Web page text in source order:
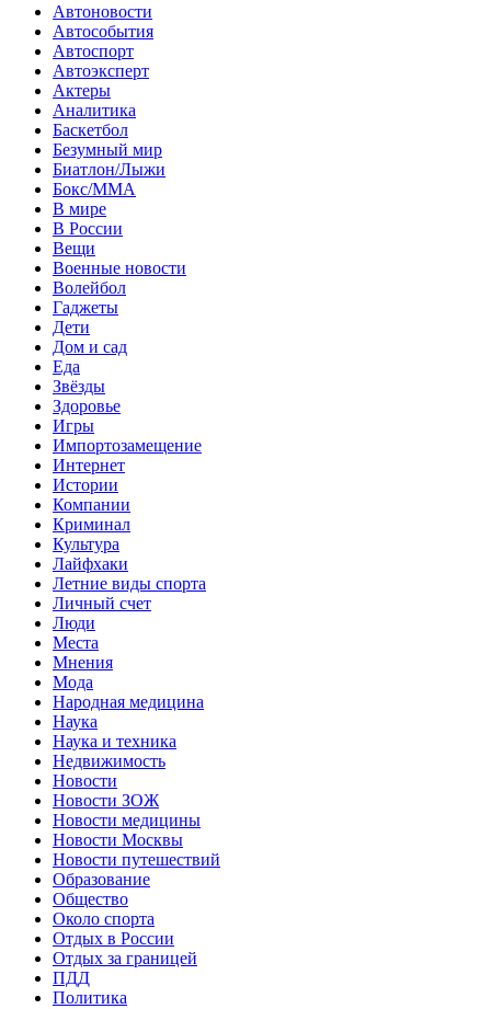
Автоновости
Автособытия
Автоспорт
Автоэксперт
Актеры
Аналитика
Баскетбол
Безумный мир
Биатлон/Лыжи
Бокс/MMA
В мире
В России
Вещи
Военные новости
Волейбол
Гаджеты
Дети
Дом и сад
Еда
Звёзды
Здоровье
Игры
Импортозамещение
Интернет
Истории
Компании
Криминал
Культура
Лайфхаки
Летние виды спорта
Личный счет
Люди
Места
Мнения
Мода
Народная медицина
Наука
Наука и техника
Недвижимость
Новости
Новости ЗОЖ
Новости медицины
Новости Москвы
Новости путешествий
Образование
Общество
Около спорта
Отдых в России
Отдых за границей
ПДД
Политика